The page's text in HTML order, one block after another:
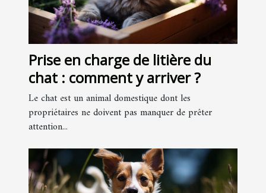
Prise en charge de litière du
chat : comment y arriver ?
Le chat est un animal domestique dont les
propriétaires ne doivent pas manquer de prêter
attention...